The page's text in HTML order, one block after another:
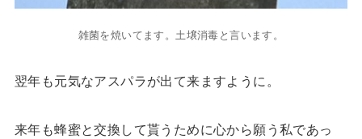
雑菌を焼いてます。土壌消毒と言います。
翌年も元気なアスパラが出て来ますように。
来年も蜂蜜と交換して貰うために心から願う私であっ